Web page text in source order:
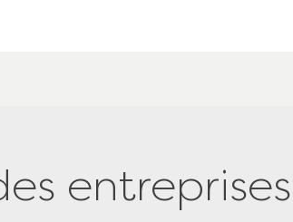
entreprises